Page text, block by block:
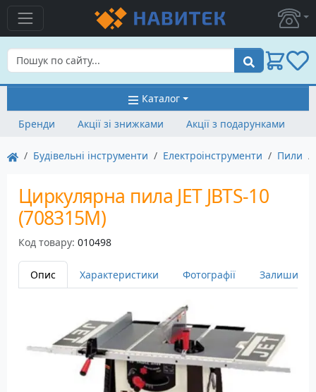
Пошук
Каталог
Бренди
Акції зі знижками Акції з подарунками
Будівельні інструменти Електроінструменти Пили
Циркулярна пила JET JBTS-10
(708315M)
Код товару: 010498
Опис Характеристики Фотографії Залишити